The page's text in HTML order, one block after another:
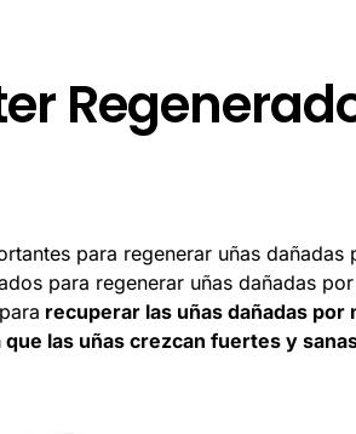
para regenerar uñas dañadas
para regenerar uñas dañadas
recuperar las uñas dañadas por
las uñas crezcan fuertes y